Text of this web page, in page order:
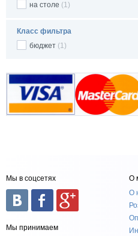
на столе (1)
Класс фильтра
бюджет (1)
Мы в соцсетях
Мы принимаем
О
О